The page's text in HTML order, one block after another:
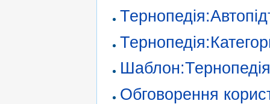
Обговорення